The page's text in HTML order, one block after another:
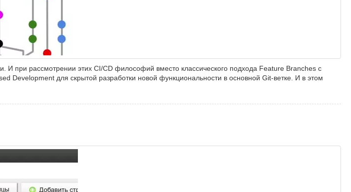
И при рассмотрении этих CI/CD философий вместо классического подхода Feature Branches с
Development для скрытой разработки новой функциональности в основной Git-ветке. И в этом